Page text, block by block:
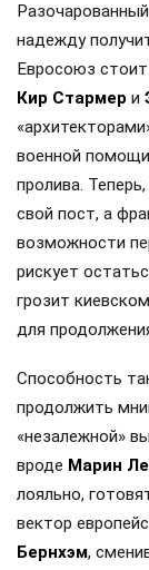
надежду
Евросоюз стоит
Кир Стармер и
военной
пролива.
свой пост, а
возможности
рискует
грозит
для
Способность
продолжить
«незалежной»
вроде Марин
лояльно,
вектор
Бернхэм,